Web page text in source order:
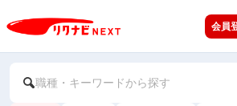
会員
職種・キーワードから探す